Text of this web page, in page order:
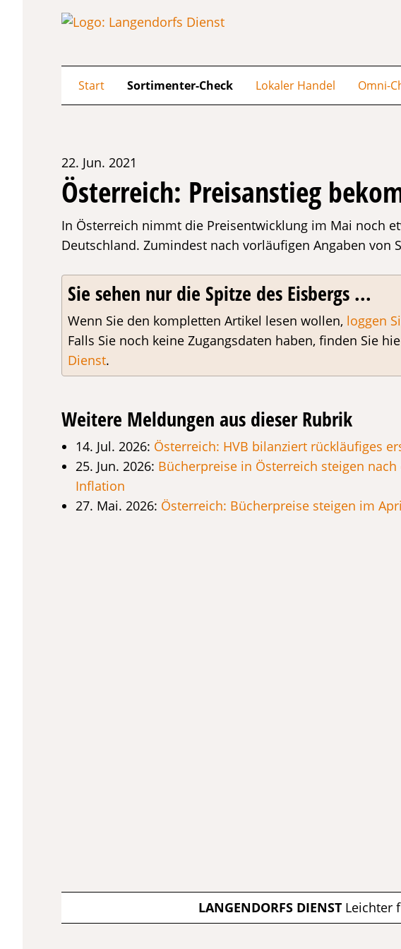
Start Sortimenter-Check Lokaler Handel Omni-
22. Jun. 2021
Österreich: Preisanstieg
In Österreich nimmt die Preisentwicklung im Mai noch
Deutschland. Zumindest nach vorläufigen Angaben von
Sie sehen nur die Spitze des Eisbergs ...
Wenn Sie den kompletten Artikel lesen wollen, loggen
Falls Sie noch keine Zugangsdaten haben, finden Sie
Dienst.
Weitere Meldungen aus dieser Rubrik
14. Jul. 2026: Österreich: HVB bilanziert rückläufiges
25. Jun. 2026: Bücherpreise in Österreich steigen
Inflation
27. Mai. 2026: Österreich: Bücherpreise steigen im
LANGENDORFS DIENSTLeichter